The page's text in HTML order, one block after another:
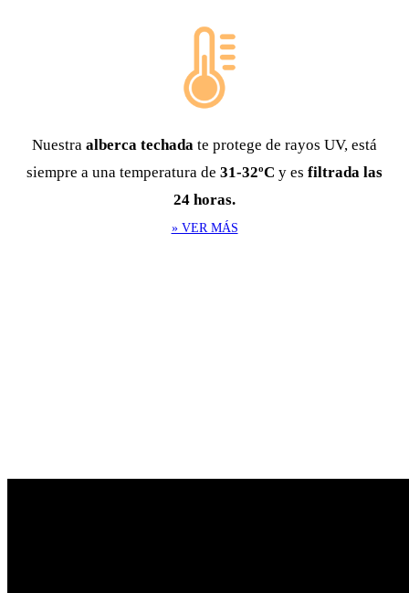
Nuestra alberca techada te protege de rayos UV, está
siempre a una temperatura de 31-32ºC y es filtrada las
24 horas.
» VER MÁS